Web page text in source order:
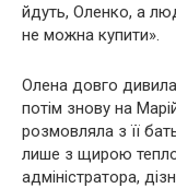
йдуть, Оленко, а
не можна купити».
Олена довго
потім знову на
розмовляла з її
лише з щирою
адміністратора,